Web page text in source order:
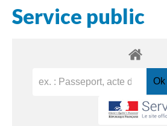
Service public